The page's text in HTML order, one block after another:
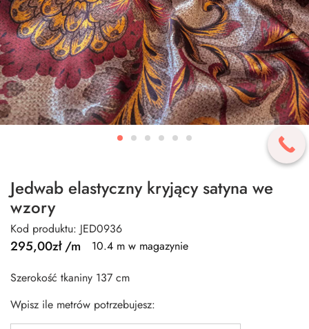
Jedwab elastyczny kryjący satyna we
wzory
Kod produktu: JED0936
295,00zł/m
10.4 m w magazynie
Szerokość tkaniny 137 cm
Wpisz ile metrów potrzebujesz: